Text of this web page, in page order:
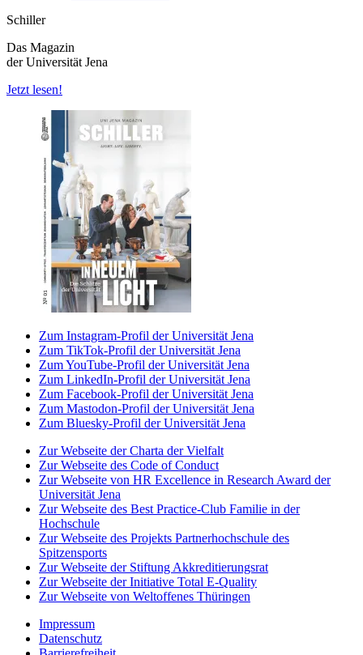
Schiller
Das Magazin
der Universität Jena
Jetzt lesen!
Zum Instagram-Profil der Universität Jena
Zum TikTok-Profil der Universität Jena
Zum YouTube-Profil der Universität Jena
Zum LinkedIn-Profil der Universität Jena
Zum Facebook-Profil der Universität Jena
Zum Mastodon-Profil der Universität Jena
Zum Bluesky-Profil der Universität Jena
Zur Webseite der Charta der Vielfalt
Zur Webseite des Code of Conduct
Zur Webseite von HR Excellence in Research Award der
Universität Jena
Zur Webseite des Best Practice-Club Familie in der
Hochschule
Zur Webseite des Projekts Partnerhochschule des
Spitzensports
Zur Webseite der Stiftung Akkreditierungsrat
Zur Webseite der Initiative Total E-Quality
Zur Webseite von Weltoffenes Thüringen
Impressum
Datenschutz